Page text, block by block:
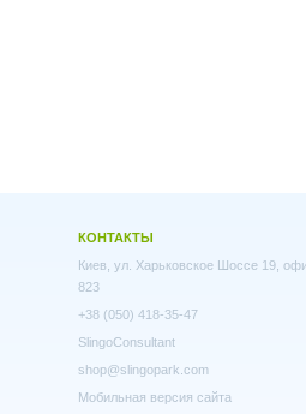
КОНТАКТЫ
Киев, ул. Харьковское Шоссе 19,
823
+38 (050) 418-35-47
SlingoConsultant
shop@slingopark.com
Мобильная версия сайта